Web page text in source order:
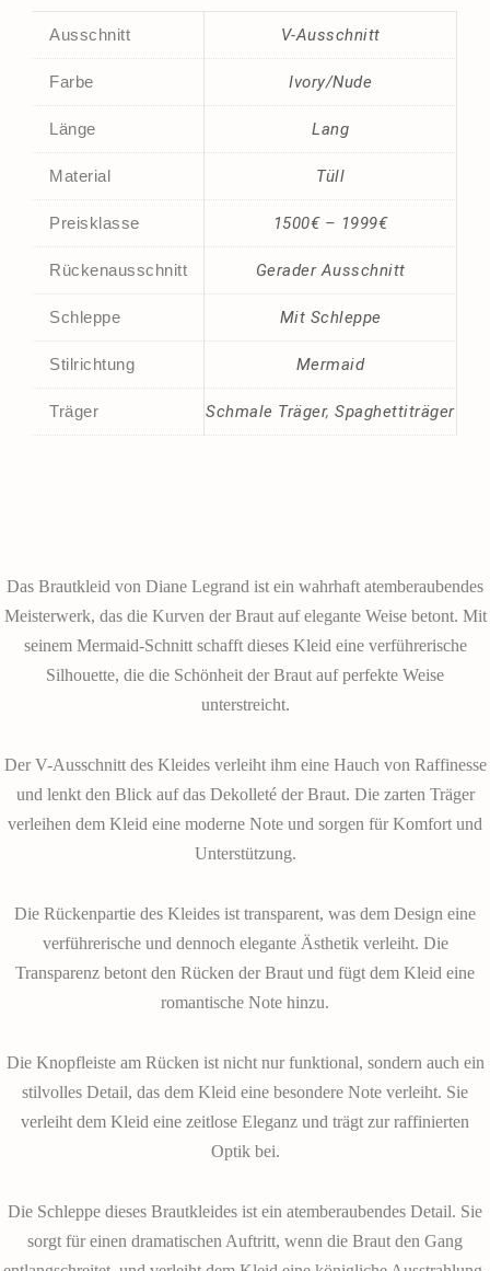
Ausschnitt V-Ausschnitt
Farbe Ivory/Nude
Länge Lang
Material Tüll
Preisklasse 1500€ – 1999€
Rückenausschnitt Gerader Ausschnitt
Schleppe Mit Schleppe
Stilrichtung Mermaid
Träger Schmale Träger,Spaghettiträger
Das Brautkleid von Diane Legrand ist ein wahrhaft atemberaubendes
Meisterwerk, das die Kurven der Braut auf elegante Weise betont. Mit
seinem Mermaid-Schnitt schafft dieses Kleid eine verführerische
Silhouette, die die Schönheit der Braut auf perfekte Weise
unterstreicht.
Der V-Ausschnitt des Kleides verleiht ihm eine Hauch von Raffinesse
und lenkt den Blick auf das Dekolleté der Braut. Die zarten Träger
verleihen dem Kleid eine moderne Note und sorgen für Komfort und
Unterstützung.
Die Rückenpartie des Kleides ist transparent, was dem Design eine
verführerische und dennoch elegante Ästhetik verleiht. Die
Transparenz betont den Rücken der Braut und fügt dem Kleid eine
romantische Note hinzu.
Die Knopfleiste am Rücken ist nicht nur funktional, sondern auch ein
stilvolles Detail, das dem Kleid eine besondere Note verleiht. Sie
verleiht dem Kleid eine zeitlose Eleganz und trägt zur raffinierten
Optik bei.
Die Schleppe dieses Brautkleides ist ein atemberaubendes Detail. Sie
sorgt für einen dramatischen Auftritt, wenn die Braut den Gang